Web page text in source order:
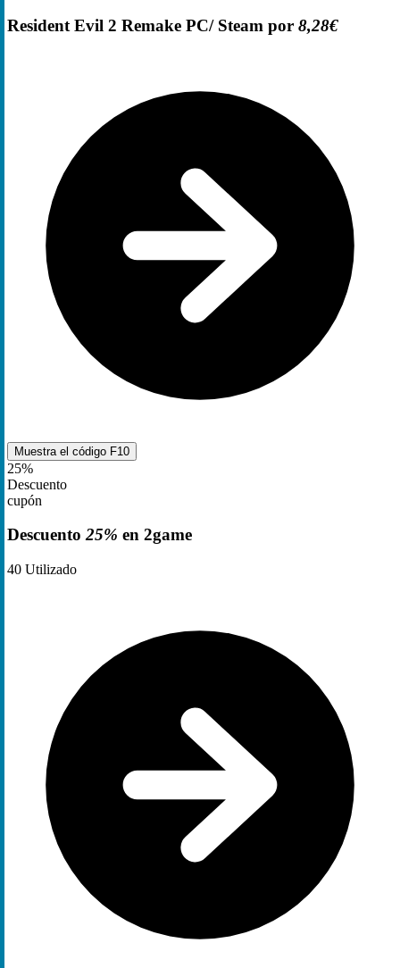
Resident Evil 2 Remake PC/ Steam por 8,28€
Muestra el código F10
25%
Descuento
cupón
Descuento25% en 2game
40 Utilizado